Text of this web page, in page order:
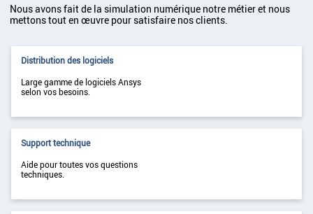
Nous avons fait de la simulation numérique notre métier et nous
mettons tout en œuvre pour satisfaire nos clients.
Distribution des logiciels
Large gamme de logiciels Ansys
selon vos besoins.
Support technique
Aide pour toutes vos questions
techniques.